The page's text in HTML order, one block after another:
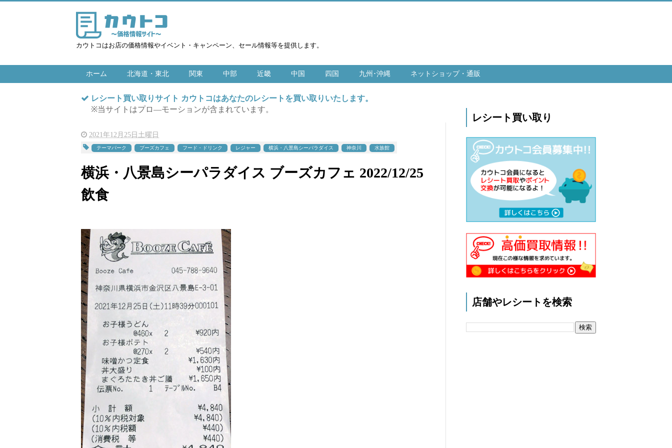
カウトコはお店の価格情報やイベント・キャンペーン、セール情報等を提供します。
ホーム 北海道・東北 関東 中部 近畿 中国 四国 九州･沖縄 ネットショップ・通販
レシート買い取りサイト カウトコはあなたのレシートを買い取りいたします。
※当サイトはプロ―モーションが含まれています。
2021年12月25日土曜日
テーマパーク ブーズカフェ フード・ドリンク レジャー 横浜・八景島シーパラダイス 神奈川 水族館
横浜・八景島シーパラダイス ブーズカフェ 2022/12/25
飲食
レシート買い取り
店舗やレシートを検索